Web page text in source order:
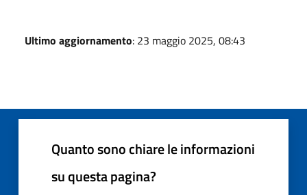
Ultimo aggiornamento: 23 maggio 2025, 08:43
Quanto sono chiare le informazioni
su questa pagina?